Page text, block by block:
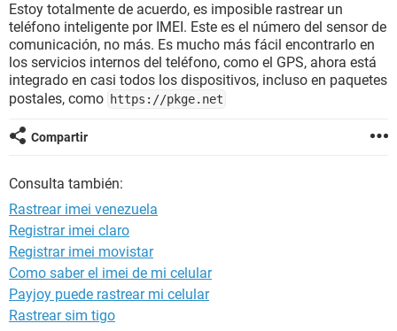
Estoy totalmente de acuerdo, es imposible rastrear un
teléfono inteligente por IMEI. Este es el número del sensor de
comunicación, no más. Es mucho más fácil encontrarlo en
los servicios internos del teléfono, como el GPS, ahora está
integrado en casi todos los dispositivos, incluso en paquetes
postales, como https://pkge.net
Compartir
Consulta también:
Rastrear imei venezuela
Registrar imei claro
Registrar imei movistar
Como saber el imei de mi celular
Payjoy puede rastrear mi celular
Rastrear sim tigo